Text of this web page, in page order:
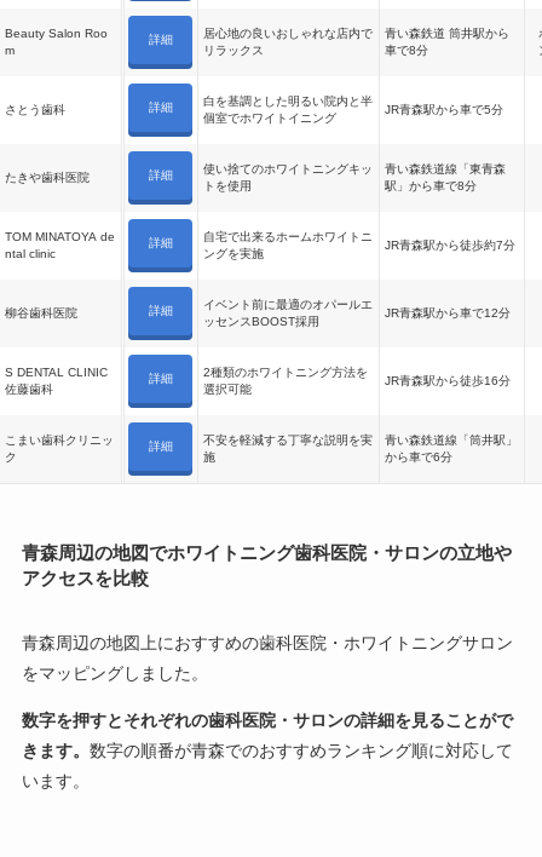
Beauty Salon Roo
m
詳細
居心地の良いおしゃれな店内で
リラックス
青い森鉄道 筒井駅から
車で8分
さとう歯科 詳細
白を基調とした明るい院内と半
個室でホワイトイニング
JR青森駅から車で5分
たきや歯科医院 詳細
使い捨てのホワイトニングキッ
トを使用
青い森鉄道線「東青森
駅」から車で8分
TOM MINATOYA de
ntal clinic
詳細
自宅で出来るホームホワイトニ
ングを実施
JR青森駅から徒歩約7分
柳谷歯科医院 詳細
イベント前に最適のオパールエ
ッセンスBOOST採用
JR青森駅から車で12分
S DENTAL CLINIC
佐藤歯科
詳細
2種類のホワイトニング方法を
選択可能
JR青森駅から徒歩16分
こまい歯科クリニッ
ク
詳細
不安を軽減する丁寧な説明を実
施
青い森鉄道線「筒井駅」
から車で6分
青森周辺の地図でホワイトニング歯科医院・サロンの立地や
アクセスを比較
青森周辺の地図上におすすめの歯科医院・ホワイトニングサロン
をマッピングしました。
数字を押すとそれぞれの歯科医院・サロンの詳細を見ることがで
きます。 数字の順番が青森でのおすすめランキング順に対応して
います。